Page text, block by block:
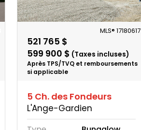
MLS® 17180617
521 765 $
599 900 $ (Taxes incluses)
Après TPS/TVQ et remboursements
si applicable
5 Ch. des Fondeurs
L'Ange-Gardien